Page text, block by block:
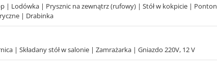
| Lodówka | Prysznic na zewnątrz (rufowy) | Stół w kokpicie | Ponton
| Drabinka
| Składany stół w salonie | Zamrażarka | Gniazdo 220V, 12 V